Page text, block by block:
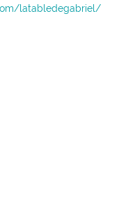
latabledegabriel/